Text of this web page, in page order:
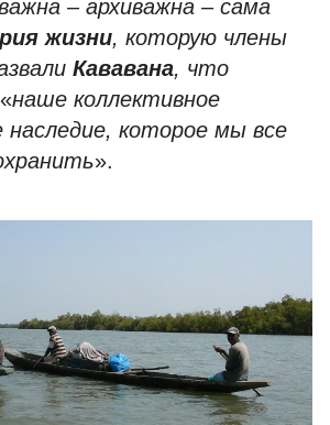
– архиважна – сама
жизни, которую члены
Кававана, что
«наше коллективное
наследие, которое мы все
».